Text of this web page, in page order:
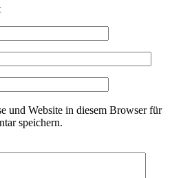
und Website in diesem Browser für
speichern.